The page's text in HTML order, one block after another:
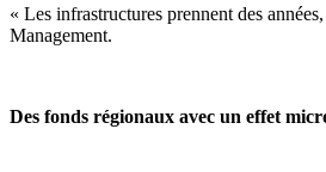
« Les infrastructures prennent des
Management.
Des fonds régionaux avec un effet